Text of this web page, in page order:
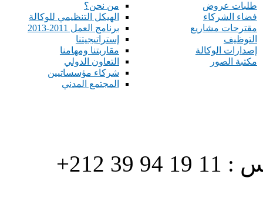
من نحن؟
الهيكل التنظيمي للوكالة
برنامج العمل 2011-2013
إستراتيجيتنا
مقاربتنا ومهامنا
التعاون الدولي
شركاء مؤسساتيين
المجتمع المدني
طلبات عروض
فضاء الشركاء
مقترحات مشاريع
التوظيف
إصدارات الوكالة
مكتبة الصور
هاتف : 90/88 32 94 39 212+ فاكس : 11 19 94 39 212+